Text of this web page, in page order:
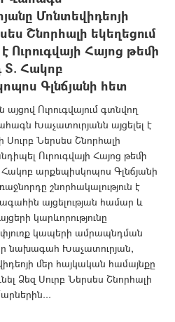
Մոնտեվիդեոյի
Շնորհալի եկեղեցում
Ուրուգվայի Հայոց թեմի
Տ. Հակոբ
Գլնճյանի հետ
Ուրուգվայում գտնվող
Խաչատուրյանն այցելել է
Սուրբ Ներսես Շնորհալի
Ուրուգվայի Հայոց թեմի
արքեպիսկոպոս Գլնճյանի
շնորհակալություն է
այցելության համար և
կարևորությունը
կապերի ամրապնդման
նախագահ Խաչատուրյան,
մեր հայկական համայնքը
Ձեզ Սուրբ Ներսես Շնորհալի